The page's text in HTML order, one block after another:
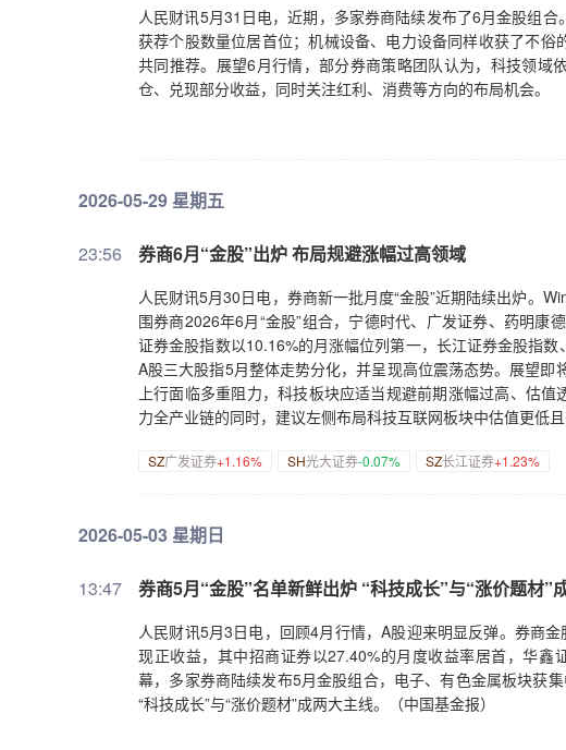
人民财讯5月31日电，近期，多家券商陆续发布了6月金股组
获荐个股数量位居首位；机械设备、电力设备同样收获了不
共同推荐。展望6月行情，部分券商策略团队认为，科技领域
仓、兑现部分收益，同时关注红利、消费等方向的布局机会。
2026-05-29 星期五
23:56 券商6月“金股”出炉 布局规避涨幅过高领域
人民财讯5月30日电，券商新一批月度“金股”近期陆续出炉。
围券商2026年6月“金股”组合，宁德时代、广发证券、药明康
证券金股指数以10.16%的月涨幅位列第一，长江证券金股指
A股三大股指5月整体走势分化，并呈现高位震荡态势。展望
上行面临多重阻力，科技板块应适当规避前期涨幅过高、估
力全产业链的同时，建议左侧布局科技互联网板块中估值更低
SZ广发证券+1.16% SH光大证券-0.07% SZ长江证券+1.23%
2026-05-03 星期日
13:47 券商5月“金股”名单新鲜出炉 “科技成长”与“涨价题材”
人民财讯5月3日电，回顾4月行情，A股迎来明显反弹。券商
现正收益，其中招商证券以27.40%的月度收益率居首，华
幕，多家券商陆续发布5月金股组合，电子、有色金属板块获
“科技成长”与“涨价题材”成两大主线。（中国基金报）